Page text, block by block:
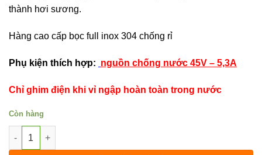
thành hơi sương.
Hàng cao cấp bọc full inox 304 chống rỉ
Phụ kiện thích hợp: nguồn chống nước 45V – 5,3A
Chỉ ghim điện khi vỉ ngập hoàn toàn trong nước
Còn hàng
Vỉ tạo ẩm siêu âm 6 mắt 180W số lượng